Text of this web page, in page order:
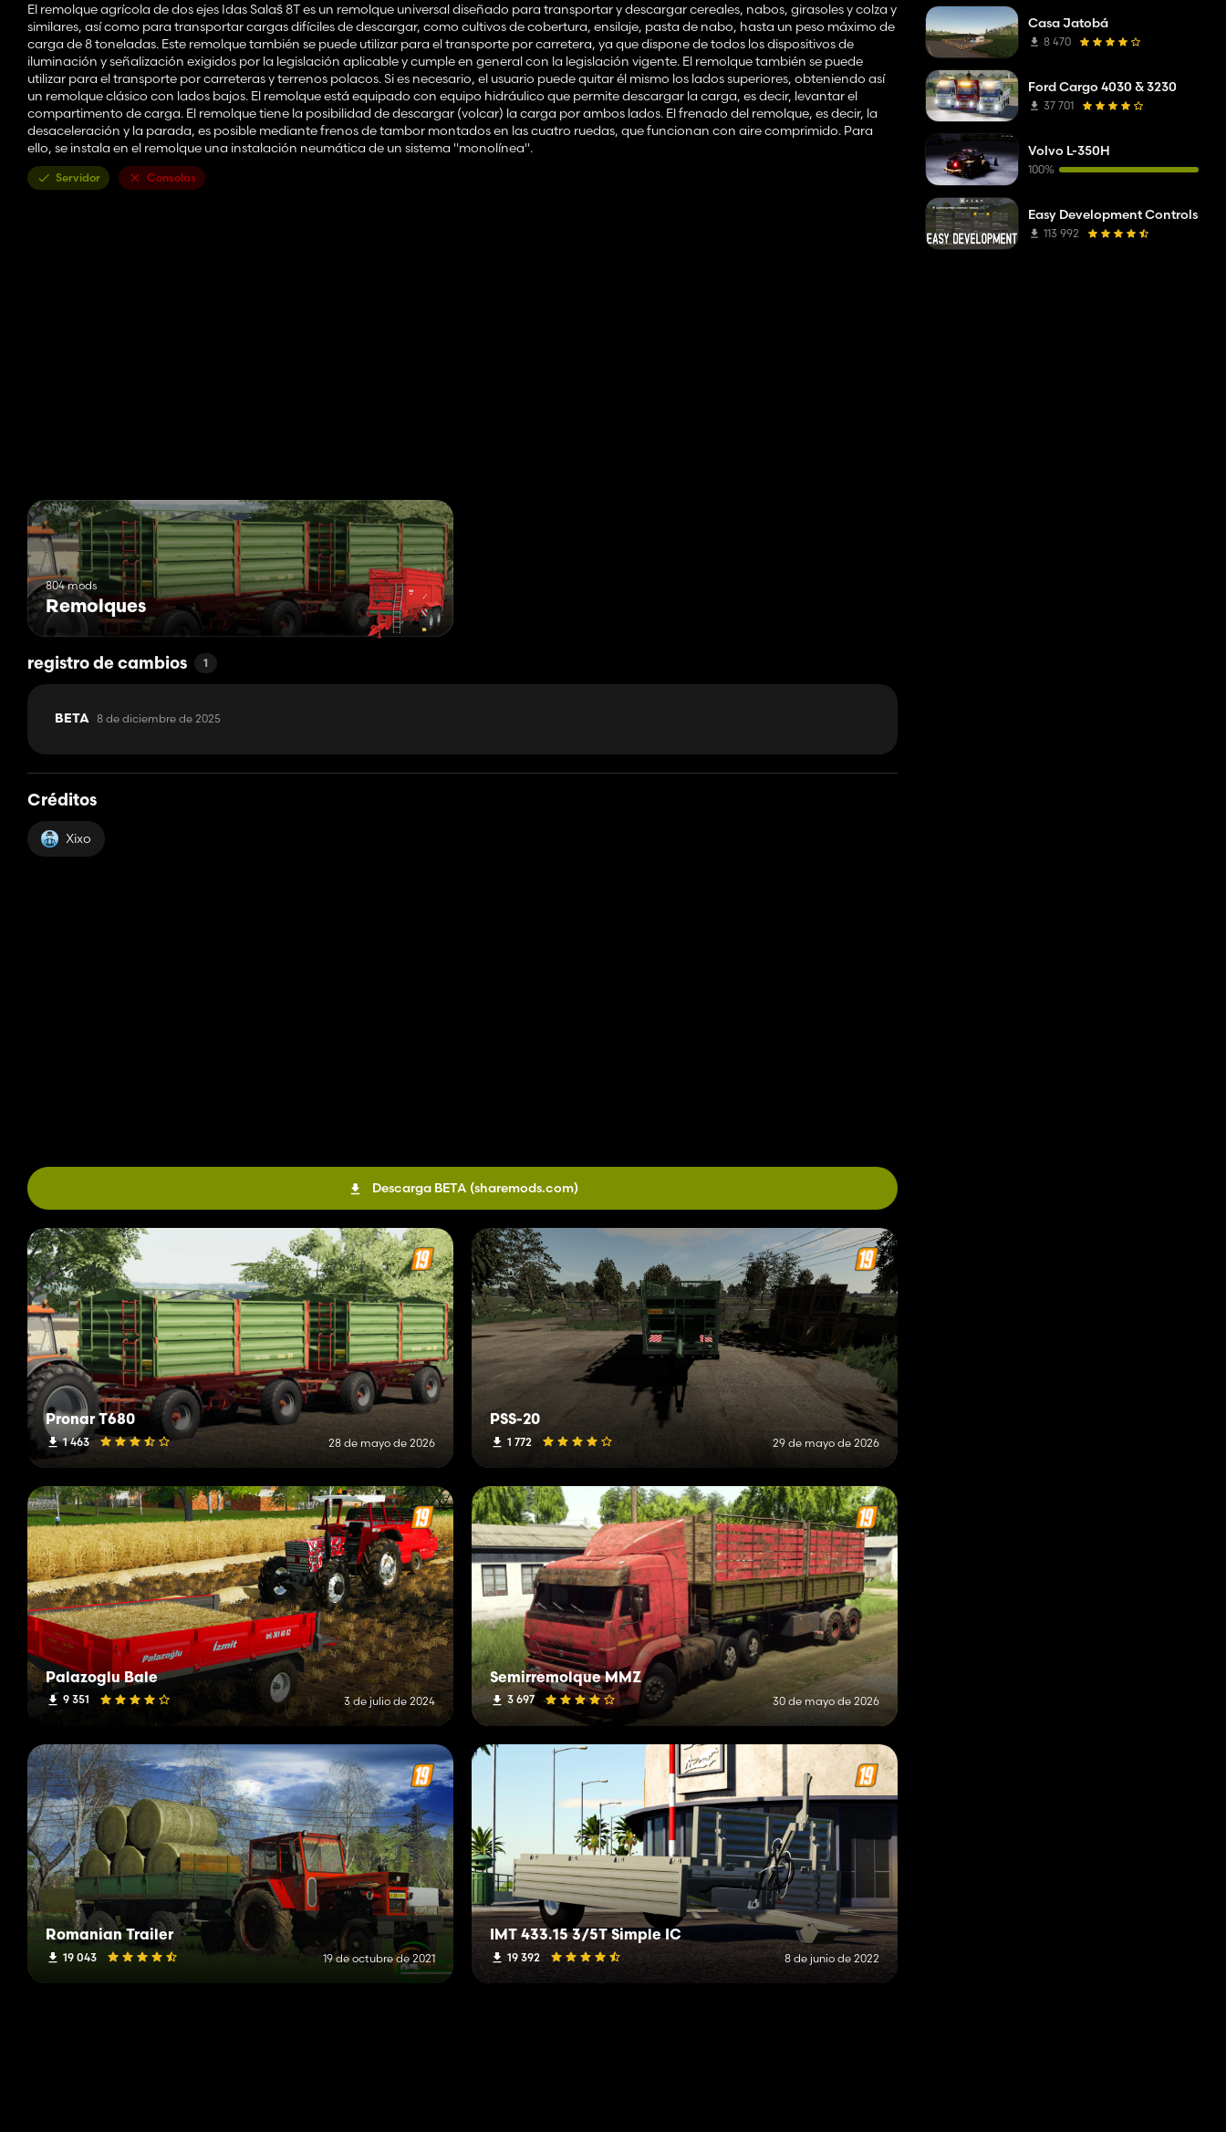
El remolque agrícola de dos ejes Idas Salaš 8T es un remolque universal diseñado para transportar y descargar cereales, nabos, girasoles y colza y
similares, así como para transportar cargas difíciles de descargar, como cultivos de cobertura, ensilaje, pasta de nabo, hasta un peso máximo de
carga de 8 toneladas. Este remolque también se puede utilizar para el transporte por carretera, ya que dispone de todos los dispositivos de
iluminación y señalización exigidos por la legislación aplicable y cumple en general con la legislación vigente. El remolque también se puede
utilizar para el transporte por carreteras y terrenos polacos. Si es necesario, el usuario puede quitar él mismo los lados superiores, obteniendo así
un remolque clásico con lados bajos. El remolque está equipado con equipo hidráulico que permite descargar la carga, es decir, levantar el
compartimento de carga. El remolque tiene la posibilidad de descargar (volcar) la carga por ambos lados. El frenado del remolque, es decir, la
desaceleración y la parada, es posible mediante frenos de tambor montados en las cuatro ruedas, que funcionan con aire comprimido. Para
ello, se instala en el remolque una instalación neumática de un sistema "monolínea".
Servidor Consolas
804 mods
Remolques
registro de cambios 1
BETA 8 de diciembre de 2025
Créditos
Xixo
Descarga BETA (sharemods.com)
Pronar T680
1 463 28 de mayo de 2026
PSS-20
1 772 29 de mayo de 2026
Palazoglu Bale
9 351 3 de julio de 2024
Semirremolque MMZ
3 697 30 de mayo de 2026
Romanian Trailer
19 043 19 de octubre de 2021
IMT 433.15 3/5T Simple IC
19 392 8 de junio de 2022
Casa Jatobá
8 470
Ford Cargo 4030 & 3230
37 701
Volvo L-350H
100%
Easy Development Controls
113 992